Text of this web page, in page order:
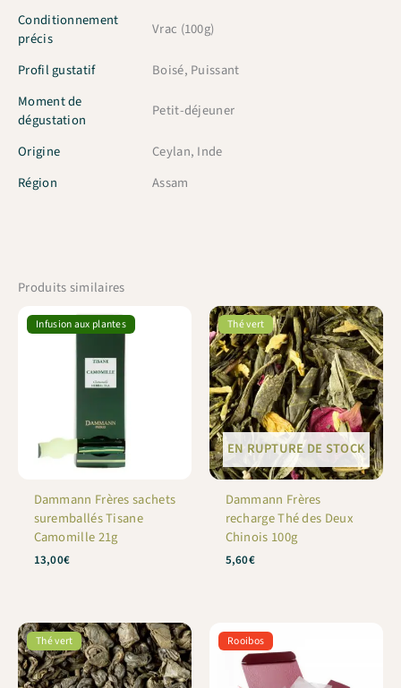
Conditionnement
précis
Vrac (100g)
Profil gustatif
Boisé, Puissant
Moment de
dégustation
Petit-déjeuner
Origine
Ceylan, Inde
Région
Assam
Produits similaires
Infusion aux plantes
Dammann Frères sachets
suremballés Tisane
Camomille 21g
13,00€
EN RUPTURE DE STOCK
Thé vert
Dammann Frères
recharge Thé des Deux
Chinois 100g
5,60€
Thé vert Rooibos